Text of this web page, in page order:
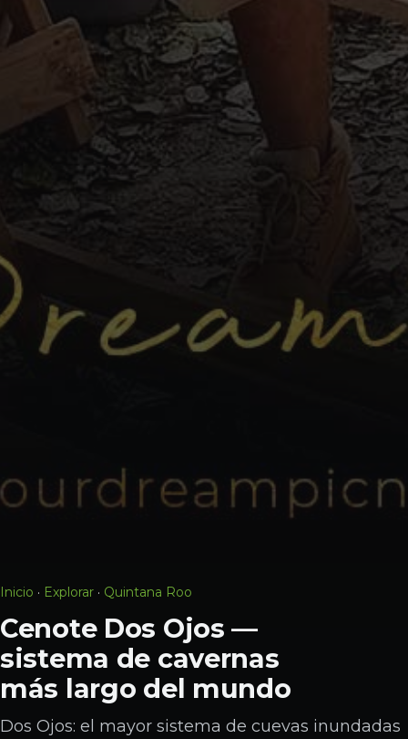
Inicio · Explorar · Quintana Roo
Cenote Dos Ojos —
sistema de cavernas
más largo del mundo
Dos Ojos: el mayor sistema de cuevas inundadas